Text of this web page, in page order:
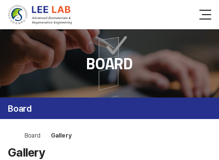
BOARD
Board
Gallery
Board Gallery